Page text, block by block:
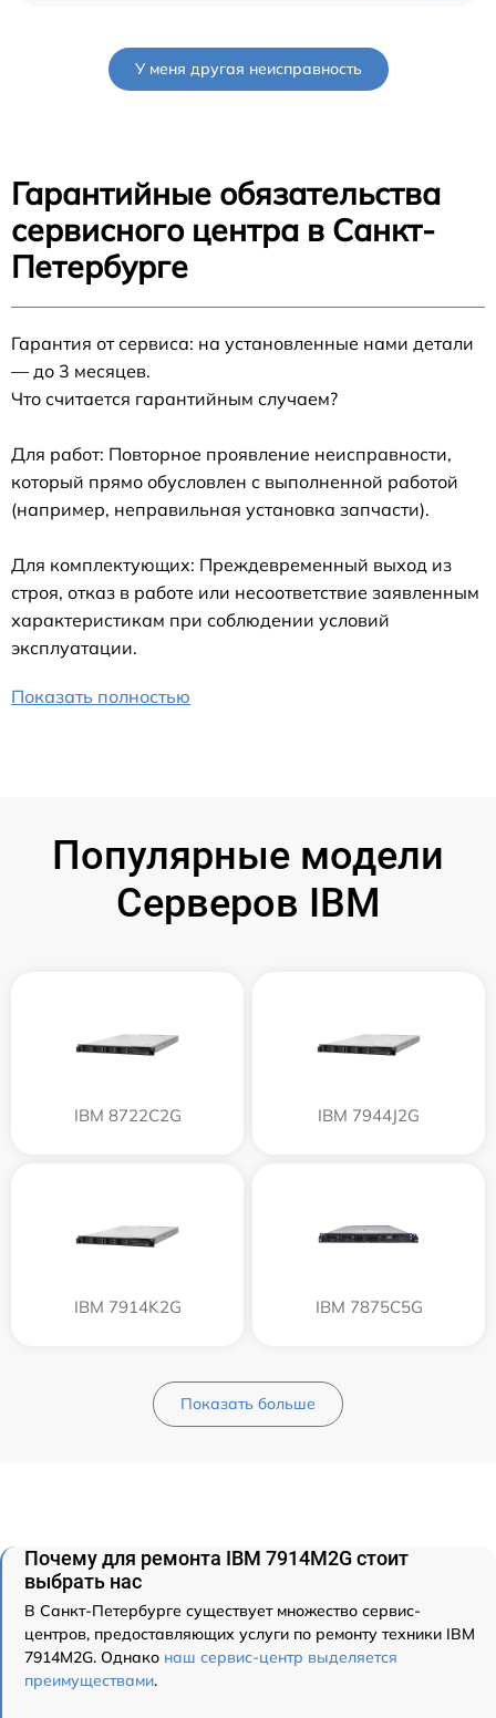
У меня другая неисправность
Гарантийные обязательства
сервисного центра в Санкт-
Петербурге
Гарантия от сервиса: на установленные нами детали
— до 3 месяцев.
Что считается гарантийным случаем?
Для работ: Повторное проявление неисправности,
который прямо обусловлен с выполненной работой
(например, неправильная установка запчасти).
Для комплектующих: Преждевременный выход из
строя, отказ в работе или несоответствие заявленным
характеристикам при соблюдении условий
эксплуатации.
Показать полностью
Популярные модели
Серверов IBM
IBM 8722C2G IBM 7944J2G
IBM 7914K2G IBM 7875C5G
Показать больше
Почему для ремонта IBM 7914M2G стоит
выбрать нас
В Санкт-Петербурге существует множество сервис-
центров, предоставляющих услуги по ремонту техники IBM
7914M2G. Однако наш сервис-центр выделяется
преимуществами.